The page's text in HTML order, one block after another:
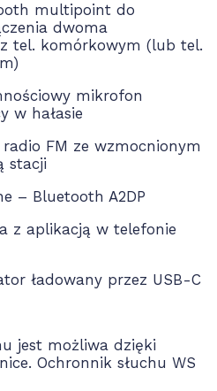
multipoint do
dwoma
tel. komórkowym (lub tel.
mikrofon
w hałasie
FM ze wzmocnionym
stacji
– Bluetooth A2DP
z aplikacją w telefonie
ładowany przez USB-C
jest możliwa dzięki
Ochronnik słuchu WS